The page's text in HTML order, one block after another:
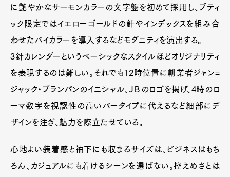
に艶やかなサーモンカラーの文字盤を初めて採用し、ブティ
ック限定ではイエローゴールドの針やインデックスを組み合
わせたバイカラーを導入するなどモダニティを演出する。
3針カレンダーというベーシックなスタイルほどオリジナリティ
を表現するのは難しい。それでも12時位置に創業者ジャン=
ジャック・ブランパンのイニシャル、ＪＢのロゴを掲げ、4時のロ
ーマ数字を視認性の高いバータイプに代えるなど細部にデ
ザインを注ぎ、魅力を際立たせている。
心地よい装着感と袖下にも収まるサイズは、ビジネスはもち
ろん、カジュアルにも着けるシーンを選ばない。控えめさとは